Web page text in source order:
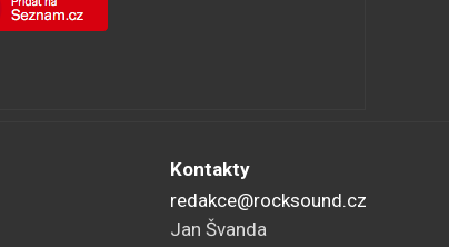
Kontakty
redakce@rocksound.cz
Jan Švanda